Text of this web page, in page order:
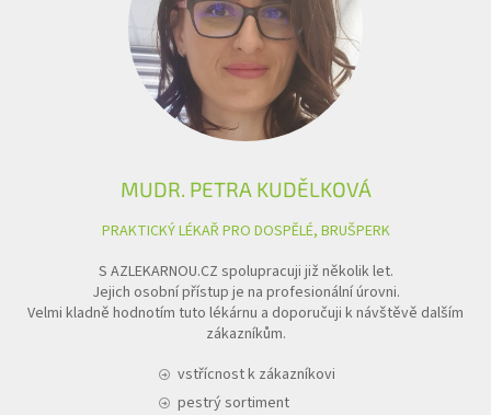
MUDR. PETRA KUDĚLKOVÁ
PRAKTICKÝ LÉKAŘ PRO DOSPĚLÉ, BRUŠPERK
S AZLEKARNOU.CZ spolupracuji již několik let.
Jejich osobní přístup je na profesionální úrovni.
Velmi kladně hodnotím tuto lékárnu a doporučuji k návštěvě dalším
zákazníkům.
vstřícnost k zákazníkovi
pestrý sortiment